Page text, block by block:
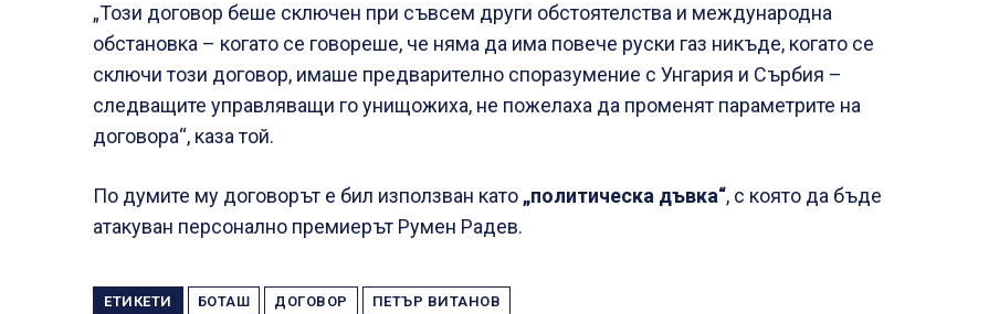
„Този договор беше сключен при съвсем други обстоятелства и международна
обстановка – когато се говореше, че няма да има повече руски газ никъде, когато се
сключи този договор, имаше предварително споразумение с Унгария и Сърбия –
следващите управляващи го унищожиха, не пожелаха да променят параметрите на
договора“, каза той.
По думите му договорът е бил използван като „политическа дъвка“, с която да бъде
атакуван персонално премиерът Румен Радев.
ЕТИКЕТИ БОТАШ ДОГОВОР ПЕТЪР ВИТАНОВ